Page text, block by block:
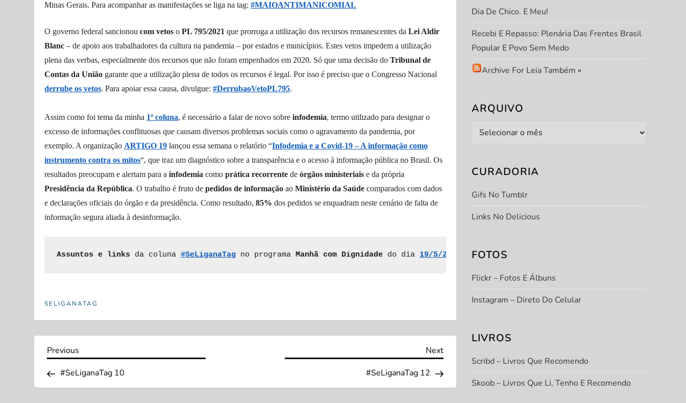
Minas Gerais. Para acompanhar as manifestações se liga na tag:#MAIOANTIMANICOMIAL
O governo federal sancionoucom vetos oPL 795/2021 que prorroga a utilização dos recursos remanescentes daLei Aldir
Blanc – de apoio aos trabalhadores da cultura na pandemia – por estados e municípios.Estesvetos impedem a utilização
plena das verbas, especialmente dos recursos que não foram empenhadosem 2020. Só que uma decisão doTribunal de
Contas da União garanteque a utilização plena de todos os recursosé legal. Por issoépreciso que o Congresso Nacional
derrube os vetos.Para apoiar essacausa, divulgue:#DerrubaoVetoPL795.
Assim como foi tema da minha 1ª coluna, é necessário a falar denovo sobreinfodemia, termo utilizado para designaro
excesso de informações conflituosas que causam diversos problemas sociais como o agravamento da pandemia,por
exemplo. A organização ARTIGO 19 lançou essa semana o relatório “Infodemia e a Covid-19 – A informação como
instrumento contra os mitos“, que traz um diagnóstico sobre a transparência e o acesso à informação pública no Brasil. Os
resultados preocupam e alertam para a infodemia comoprática recorrente deórgãos ministeriais e da própria
Presidência da República. O trabalho é fruto depedidos de informação aoMinistério da Saúde comparados com dados
e declarações oficiais do órgão e da presidência. Comoresultado,85% dos pedidos se enquadram neste cenário de falta de
informação segura aliada à desinformação.
Assuntos e links da coluna #SeLiganaTag no programa Manhã com Dignidade do dia 19/5/2021
SELIGANATAG
N
a
Previous
Previous
#SeLiganaTag 10
Next
Next
#SeLiganaTag 12
Dia De Chico. E Meu!
Recebi E Repasso: Plenária Das Frentes Brasil
Popular E Povo Sem Medo
Archive For Leia Também »
ARQUIVO
Arquivo
CURADORIA
Gifs No Tumblr
Links No Delicious
FOTOS
Flickr – Fotos E Álbuns
Instagram – Direto Do Celular
LIVROS
Scribd – Livros Que Recomendo
Skoob – Livros Que Li, Tenho E Recomendo